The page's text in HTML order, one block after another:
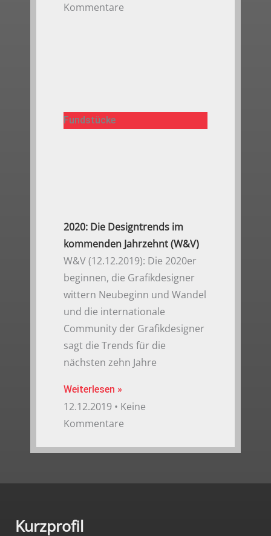
Kommentare
Fundstücke
2020: Die Designtrends im
kommenden Jahrzehnt (W&V)
W&V (12.12.2019): Die 2020er
beginnen, die Grafikdesigner
wittern Neubeginn und Wandel
und die internationale
Community der Grafikdesigner
sagt die Trends für die
nächsten zehn Jahre
Weiterlesen »
12.12.2019
Keine
Kommentare
Kurzprofil